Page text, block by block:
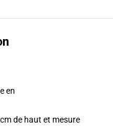
en
de haut et mesure